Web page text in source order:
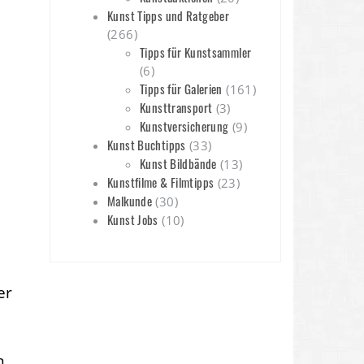
Kunst Tipps und Ratgeber
(266)
Tipps für Kunstsammler
(6)
Tipps für Galerien (161)
Kunsttransport (3)
Kunstversicherung (9)
Kunst Buchtipps (33)
Kunst Bildbände (13)
Kunstfilme & Filmtipps (23)
Malkunde (30)
Kunst Jobs (10)